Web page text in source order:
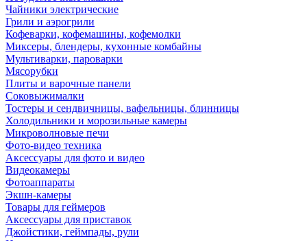
Чайники электрические
Грили и аэрогрили
Кофеварки, кофемашины, кофемолки
Миксеры, блендеры, кухонные комбайны
Мультиварки, пароварки
Мясорубки
Плиты и варочные панели
Соковыжималки
Тостеры и сендвичницы, вафельницы, блинницы
Холодильники и морозильные камеры
Микроволновые печи
Фото-видео техника
Аксессуары для фото и видео
Видеокамеры
Фотоаппараты
Экшн-камеры
Товары для геймеров
Аксессуары для приставок
Джойстики, геймпады, рули